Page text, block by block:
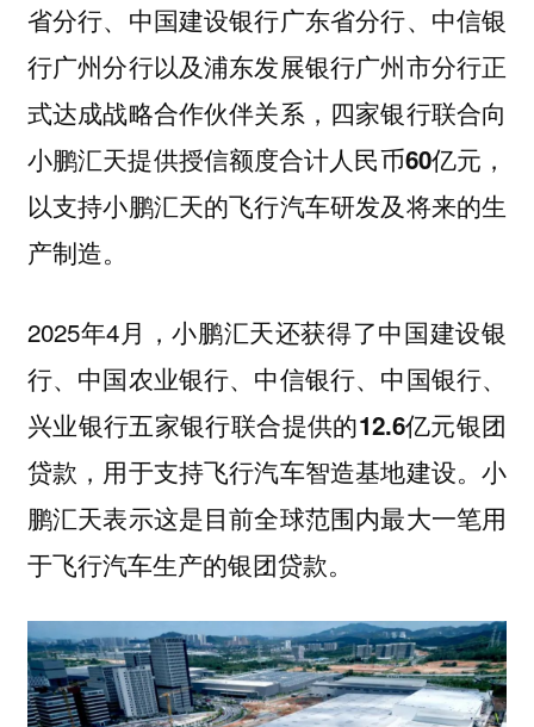
省分行、中国建设银行广东省分行、中信银
行广州分行以及浦东发展银行广州市分行正
式达成战略合作伙伴关系， 四家银行联合向
小鹏汇天提供授信额度合计人民币60亿元，
以支持小鹏汇天的飞行汽车研发及将来的生
产制造。
2025年4月，小鹏汇天还获得了中国建设银
行、中国农业银行、中信银行、中国银行、
兴业银行五家银行联合提供的12.6亿元银团
贷款，用于支持飞行汽车智造基地建设。小
鹏汇天表示这是目前全球范围内最大一笔用
于飞行汽车生产的银团贷款。